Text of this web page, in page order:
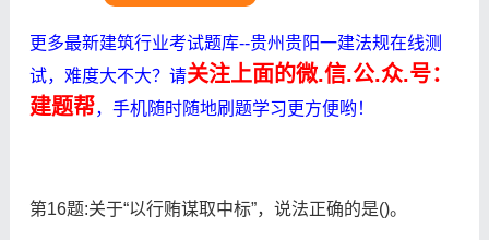
更多最新建筑行业考试题库--贵州贵阳一建法规在线测
试，难度大不大？请关注上面的微.信.公.众.号：
建题帮，手机随时随地刷题学习更方便哟！
第16题:关于“以行贿谋取中标”，说法正确的是()。